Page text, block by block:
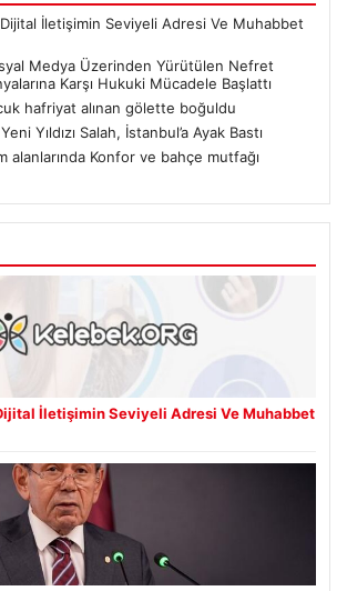
İletişimin Seviyeli Adresi Ve Muhabbet
Medya Üzerinden Yürütülen Nefret
Karşı Hukuki Mücadele Başlattı
hafriyat alınan gölette boğuldu
Yıldızı Salah, İstanbul’a Ayak Bastı
alanlarında Konfor ve bahçe mutfağı
İletişimin Seviyeli Adresi Ve Muhabbet